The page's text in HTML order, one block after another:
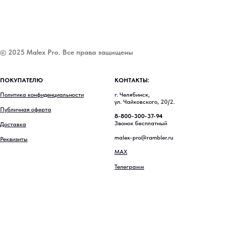
© 2025 Malex Pro. Все права защищены
ПОКУПАТЕЛЮ
Политика конфиденциальности
Публичная оферта
Доставка
Реквизиты
КОНТАКТЫ:
г. Челябинск,
ул. Чайковского, 20/2.
8-800-300-37-94
Звонок бесплатный
malex-pro@rambler.ru
MAX
Телеграмм